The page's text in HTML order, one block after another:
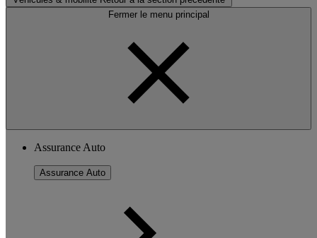
Fermer le menu principal
Assurance Auto
Assurance Auto